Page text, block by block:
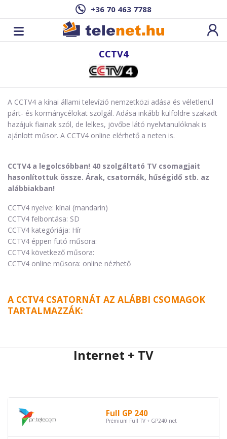
+36 70 463 7788
CCTV4
A CCTV4 a kínai állami televízió nemzetközi adása és véletlenül
párt- és kormánycélokat szolgál. Adása inkább külföldre szakadt
hazájuk fiainak szól, de lelkes, jövőbe látó nyelvtanulóknak is
ajánlott műsor. A CCTV4 online elérhető a neten is.
CCTV4 a legolcsóbban! 40 szolgáltató TV csomagjait
hasonlítottuk össze. Árak, csatornák, hűségidő stb. az
alábbiakban!
CCTV4 nyelve: kínai (mandarin)
CCTV4 felbontása: SD
CCTV4 kategóriája: Hír
CCTV4 éppen futó műsora:
CCTV4 következő műsora:
CCTV4 online műsora: online nézhető
A CCTV4 CSATORNÁT AZ ALÁBBI CSOMAGOK
TARTALMAZZÁK:
Internet + TV
Full GP 240
Prémium Full TV + GP240 net